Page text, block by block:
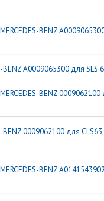
A0009065300 для SLS
0009062100 для